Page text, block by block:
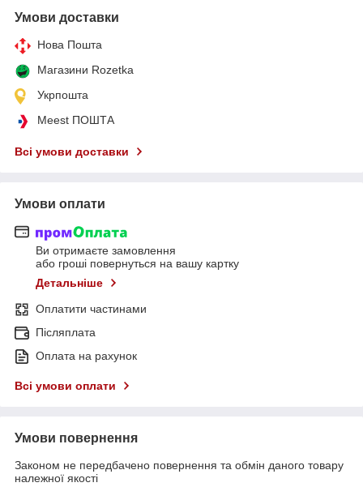
Умови доставки
Нова Пошта
Магазини Rozetka
Укрпошта
Meest ПОШТА
Всі умови доставки
Умови оплати
Ви отримаєте замовлення
або гроші повернуться на вашу картку
Детальніше
Оплатити частинами
Післяплата
Оплата на рахунок
Всі умови оплати
Умови повернення
Законом не передбачено повернення та обмін даного товару
належної якості